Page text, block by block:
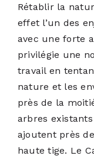
Rétablir la
effet l’un des
avec une forte
privilégie une
travail en
nature et les
près de la
arbres existants
ajoutent près
haute tige. Le